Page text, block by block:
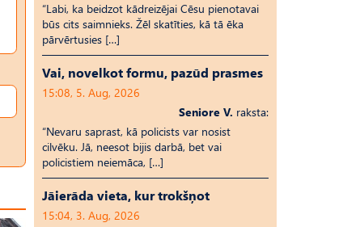
“Labi, ka beidzot kādreizējai Cēsu pienotavai
būs cits saimnieks. Žēl skatīties, kā tā ēka
pārvērtusies […]
Vai, novelkot formu, pazūd prasmes
15:08, 5. Aug, 2026
Seniore V. raksta:
“Nevaru saprast, kā policists var nosist
cilvēku. Jā, neesot bijis darbā, bet vai
policistiem neiemāca, […]
Jāierāda vieta, kur trokšņot
15:04, 3. Aug, 2026